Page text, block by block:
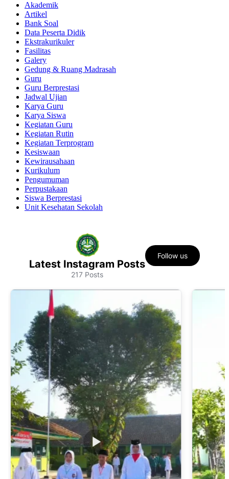
Akademik
Artikel
Bank Soal
Data Peserta Didik
Ekstrakurikuler
Fasilitas
Galery
Gedung & Ruang Madrasah
Guru
Guru Berprestasi
Jadwal Ujian
Karya Guru
Karya Siswa
Kegiatan Guru
Kegiatan Rutin
Kegiatan Terprogram
Kesiswaan
Kewirausahaan
Kurikulum
Pengumuman
Perpustakaan
Siswa Berprestasi
Unit Kesehatan Sekolah